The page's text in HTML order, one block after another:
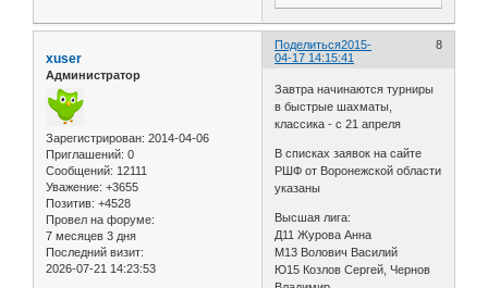
Поделиться 8
2015-
04-17 14:15:41
xuser
Администратор
Зарегистрирован: 2014-04-06
Приглашений: 0
Сообщений: 12111
Уважение: +3655
Позитив: +4528
Провел на форуме:
7 месяцев 3 дня
Последний визит:
2026-07-21 14:23:53
Завтра начинаются турниры
в быстрые шахматы,
классика - с 21 апреля
В списках заявок на сайте
РШФ от Воронежской области
указаны
Высшая лига:
Д11 Журова Анна
М13 Волович Василий
Ю15 Козлов Сергей, Чернов